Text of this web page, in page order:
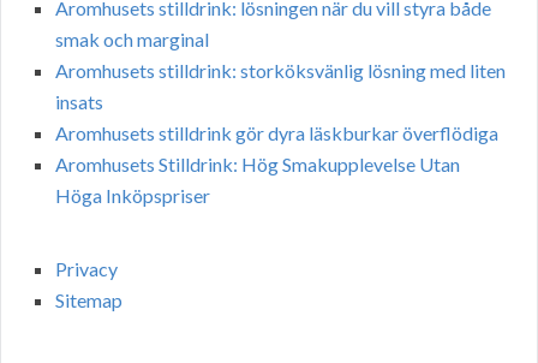
Aromhusets stilldrink: lösningen när du vill styra både
smak och marginal
Aromhusets stilldrink: storköksvänlig lösning med liten
insats
Aromhusets stilldrink gör dyra läskburkar överflödiga
Aromhusets Stilldrink: Hög Smakupplevelse Utan
Höga Inköpspriser
Privacy
Sitemap